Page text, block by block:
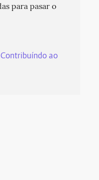
para pasar o
Contribuíndo ao